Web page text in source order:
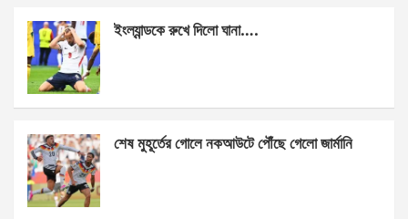
ইংল্যান্ডকে রুখে দিলো ঘানা….
শেষ মুহূর্তের গোলে নকআউটে পৌঁছে গেলো জার্মানি